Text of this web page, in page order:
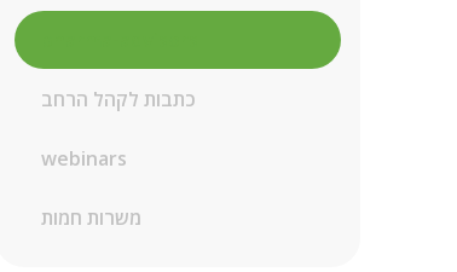
כתבות לקהל הרחב
webinars
משרות חמות